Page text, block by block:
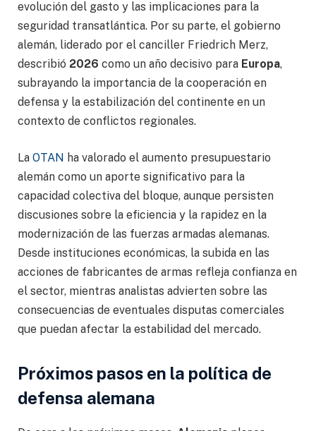
evolución del gasto y las implicaciones para la
seguridad transatlántica. Por su parte, el gobierno
alemán, liderado por el canciller Friedrich Merz,
describió 2026 como un año decisivo para Europa,
subrayando la importancia de la cooperación en
defensa y la estabilización del continente en un
contexto de conflictos regionales.
La OTAN ha valorado el aumento presupuestario
alemán como un aporte significativo para la
capacidad colectiva del bloque, aunque persisten
discusiones sobre la eficiencia y la rapidez en la
modernización de las fuerzas armadas alemanas.
Desde instituciones económicas, la subida en las
acciones de fabricantes de armas refleja confianza en
el sector, mientras analistas advierten sobre las
consecuencias de eventuales disputas comerciales
que puedan afectar la estabilidad del mercado.
Próximos pasos en la política de
defensa alemana